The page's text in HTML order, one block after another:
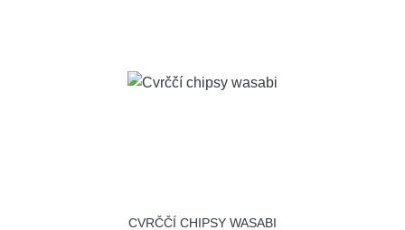
CVRČČÍ CHIPSY WASABI